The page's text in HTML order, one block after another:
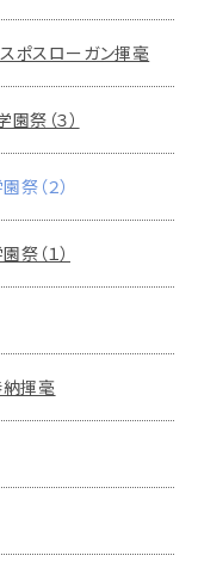
スポスローガン揮毫
祭（３）
（２）
（１）
納揮毫